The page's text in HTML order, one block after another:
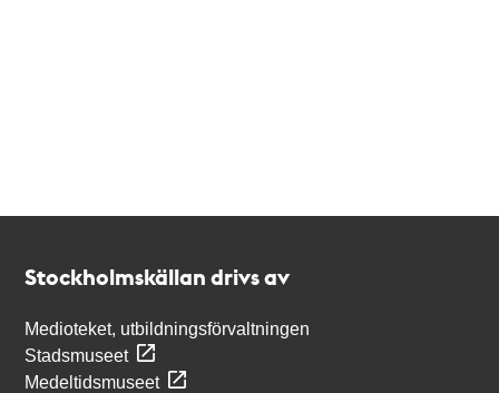
Stockholmskällan drivs av
Medioteket, utbildningsförvaltningen
Stadsmuseet
Medeltidsmuseet